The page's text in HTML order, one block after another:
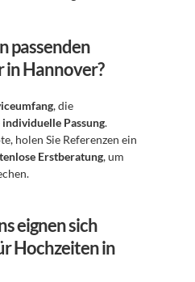
passenden
in Hannover?
individuelle Passung.
holen Sie Referenzen ein
Erstberatung, um
eignen sich
Hochzeiten in